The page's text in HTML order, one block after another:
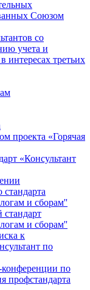
Союзом
со
учета и
интересах третьих
проекта «Горячая
«Консультант
и сборам''
и сборам''
к
по
конференции по
профстандарта